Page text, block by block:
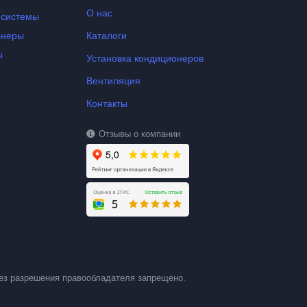
О нас
Каталоги
Установка кондиционеров
Вентиляция
Контакты
Отзывы о компании
разрешения правообладателя запрещено.